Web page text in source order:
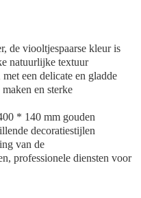
de viooltjespaarse kleur is
natuurlijke textuur
een delicate en gladde
en sterke
* 140 mm gouden
decoratiestijlen
van de
professionele diensten voor